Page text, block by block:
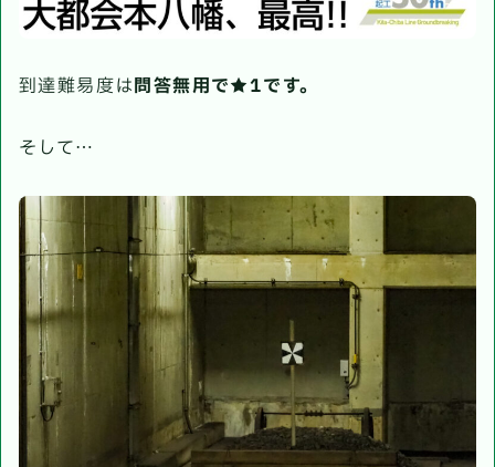
到達難易度は問答無用で★1です。
そして…